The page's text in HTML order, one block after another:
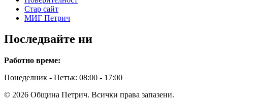
Стар сайт
МИГ Петрич
Последвайте ни
Работно време:
Понеделник - Петък: 08:00 - 17:00
© 2026 Община Петрич. Всички права запазени.